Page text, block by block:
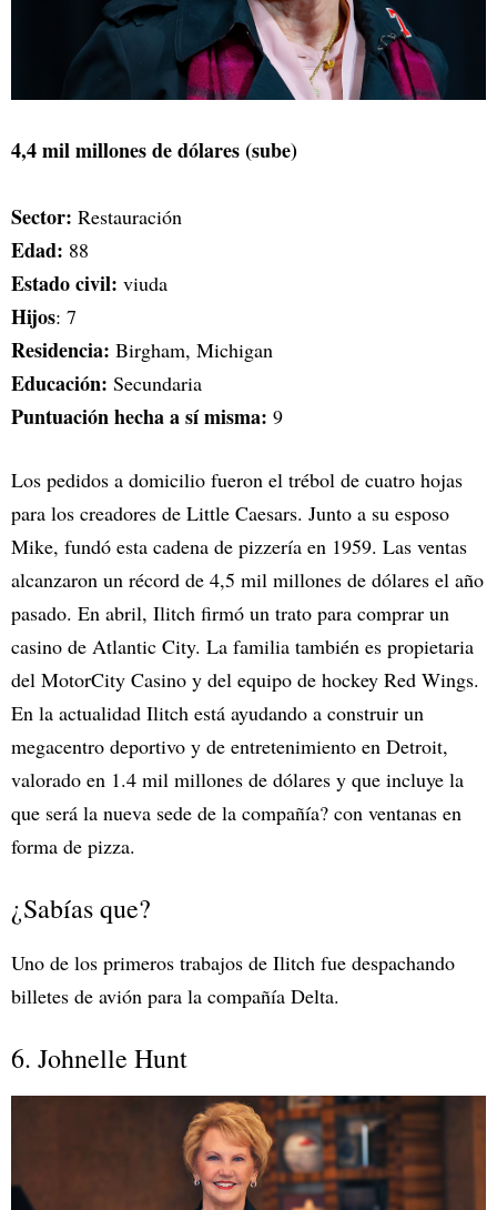
4,4 mil millones de dólares (sube)
Sector: Restauración
Edad: 88
Estado civil: viuda
Hijos: 7
Residencia: Birgham, Michigan
Educación: Secundaria
Puntuación hecha a sí misma: 9
Los pedidos a domicilio fueron el trébol de cuatro hojas
para los creadores de Little Caesars. Junto a su esposo
Mike, fundó esta cadena de pizzería en 1959. Las ventas
alcanzaron un récord de 4,5 mil millones de dólares el año
pasado. En abril, Ilitch firmó un trato para comprar un
casino de Atlantic City. La familia también es propietaria
del MotorCity Casino y del equipo de hockey Red Wings.
En la actualidad Ilitch está ayudando a construir un
megacentro deportivo y de entretenimiento en Detroit,
valorado en 1.4 mil millones de dólares y que incluye la
que será la nueva sede de la compañía? con ventanas en
forma de pizza.
¿Sabías que?
Uno de los primeros trabajos de Ilitch fue despachando
billetes de avión para la compañía Delta.
6. Johnelle Hunt